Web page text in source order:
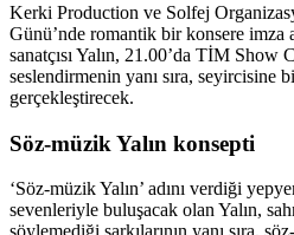
Kerki Production ve Solfej
Günü’nde romantik bir konsere imza
sanatçısı Yalın, 21.00’da TİM Show
seslendirmenin yanı sıra, seyircisine
gerçekleştirecek.
Söz-müzik Yalın konsepti
‘Söz-müzik Yalın’ adını verdiği
sevenleriyle buluşacak olan Yalın,